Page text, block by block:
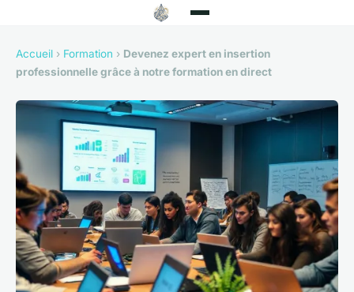
Accueil › Formation › Devenez expert en insertion
professionnelle grâce à notre formation en direct